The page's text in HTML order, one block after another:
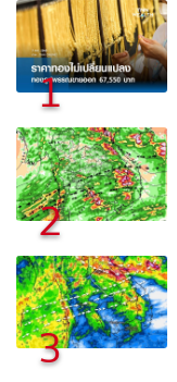
1
2
3